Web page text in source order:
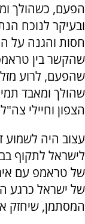
הפעם, כשהולך
ובעיקר לנוכח
חסות והגנה על
שהקשר בין
שהפעם, לרוע
שהולך ומאבד
הצפון וחיילי
עצוב היה לשמוע
לישראל לתקוף
של טראמפ עם
של ישראל כרגע
המסתמן, שיחזק